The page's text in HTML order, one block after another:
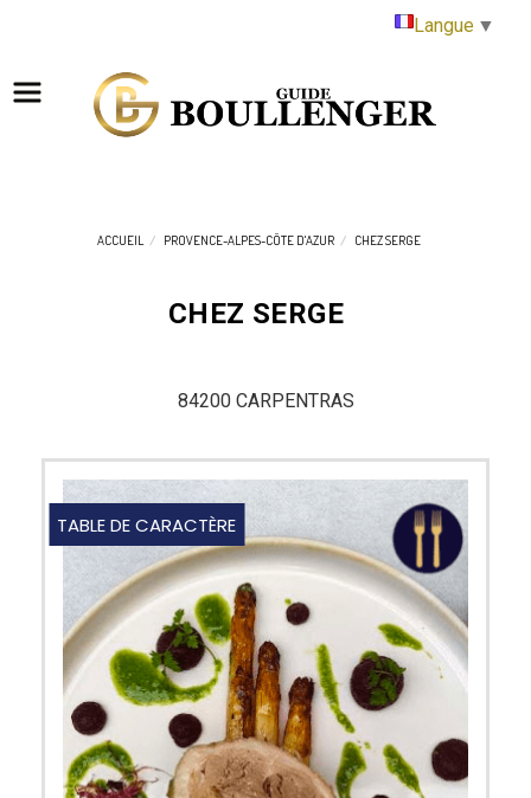
ACCUEIL PROVENCE-ALPES-CÔTE D'AZUR CHEZ SERGE
TABLE DE CARACTÈRE
CHEZ SERGE
84200 CARPENTRAS
Langue ▼